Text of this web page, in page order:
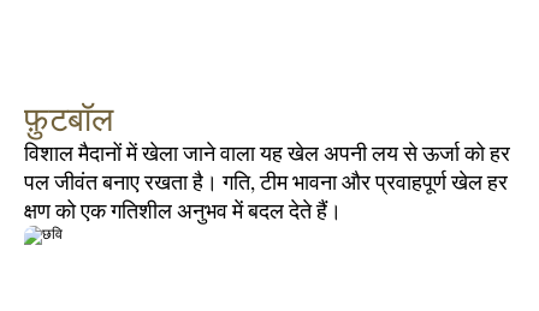
फ़ुटबॉल
विशाल मैदानों में खेला जाने वाला यह खेल अपनी लय से ऊर्जा को हर
पल जीवंत बनाए रखता है। गति, टीम भावना और प्रवाहपूर्ण खेल हर
क्षण को एक गतिशील अनुभव में बदल देते हैं।